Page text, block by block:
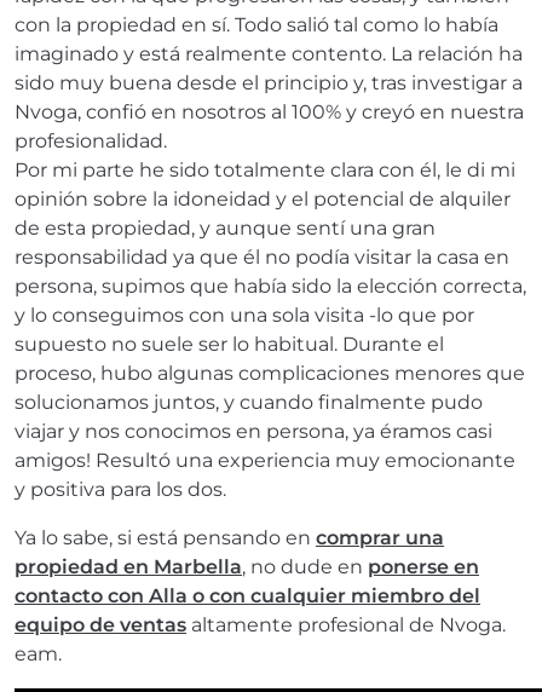
con la propiedad en sí. Todo salió tal como lo había
imaginado y está realmente contento. La relación ha
sido muy buena desde el principio y, tras investigar a
Nvoga, confió en nosotros al 100% y creyó en nuestra
profesionalidad.
Por mi parte he sido totalmente clara con él, le di mi
opinión sobre la idoneidad y el potencial de alquiler
de esta propiedad, y aunque sentí una gran
responsabilidad ya que él no podía visitar la casa en
persona, supimos que había sido la elección correcta,
y lo conseguimos con una sola visita -lo que por
supuesto no suele ser lo habitual. Durante el
proceso, hubo algunas complicaciones menores que
solucionamos juntos, y cuando finalmente pudo
viajar y nos conocimos en persona, ya éramos casi
amigos! Resultó una experiencia muy emocionante
y positiva para los dos.
Ya lo sabe, si está pensando en comprar una
propiedad en Marbella, no dude en ponerse en
contacto con Alla o con cualquier miembro del
equipo de ventas altamente profesional de Nvoga.
eam.